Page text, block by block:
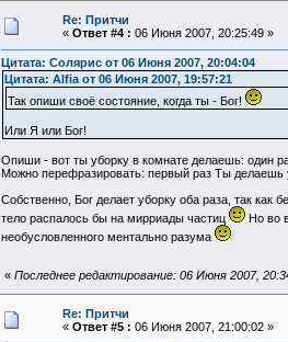
Re: Притчи
« Ответ #4 : 06 Июня 2007, 20:25:49 »
Цитата: Солярис от 06 Июня 2007, 20:04:04
Цитата: Alfia от 06 Июня 2007, 19:57:21
Так опиши своё состояние, когда ты - Бог!
Или Я или Бог!
Опиши - вот ты уборку в комнате делаешь: один
Можно перефразировать: первый раз Ты делаешь
Собственно, Бог делает уборку оба раза, так как
тело распалось бы на мирриады частиц
Но во
необусловленного ментально разума
« Последнее редактирование: 06 Июня 2007,
Re: Притчи
« Ответ #5 : 06 Июня 2007, 21:00:02 »